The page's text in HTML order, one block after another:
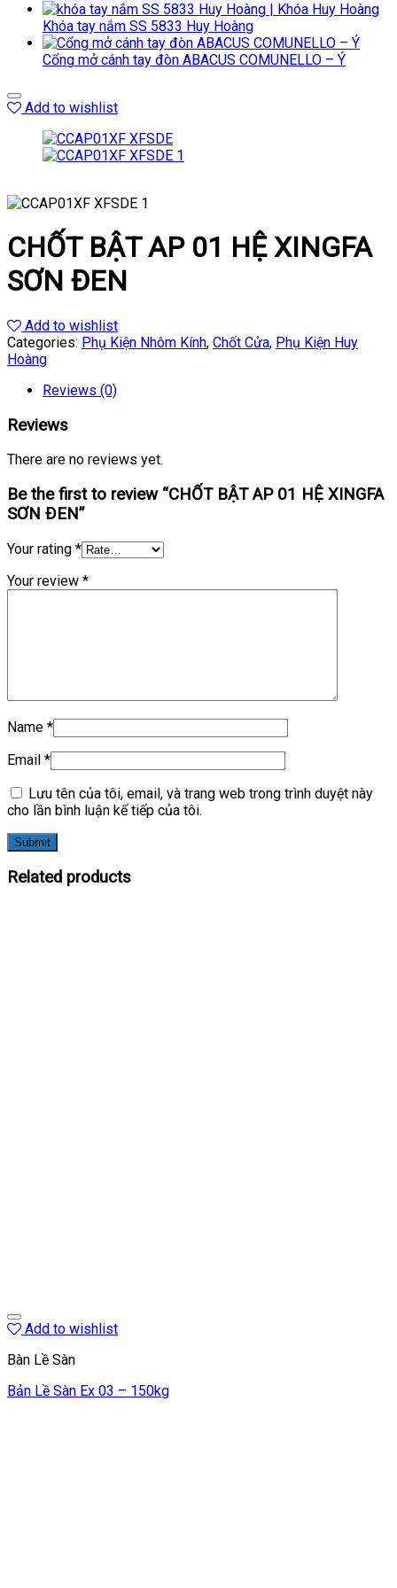
Khóa tay nắm SS 5833 Huy Hoàng
Cổng mở cánh tay đòn ABACUS COMUNELLO – Ý
Add to wishlist
CHỐT BẬT AP 01 HỆ XINGFA
SƠN ĐEN
Add to wishlist
Categories: Phụ Kiện Nhôm Kính, Chốt Cửa, Phụ Kiện Huy
Hoàng
Reviews (0)
Reviews
There are no reviews yet.
Be the first to review “CHỐT BẬT AP 01 HỆ XINGFA
SƠN ĐEN”
Your rating *
Your review *
Name *
Email *
Lưu tên của tôi, email, và trang web trong trình duyệt này
cho lần bình luận kế tiếp của tôi.
Related products
Add to wishlist
Bàn Lề Sàn
Bản Lề Sàn Ex 03 – 150kg